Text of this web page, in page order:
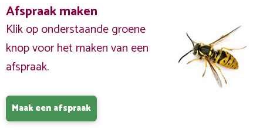
Afspraak maken
Klik op onderstaande groene
knop voor het maken van een
afspraak.
Maak een afspraak